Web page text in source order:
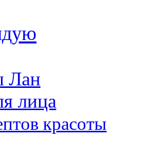
Лан
лица
красоты